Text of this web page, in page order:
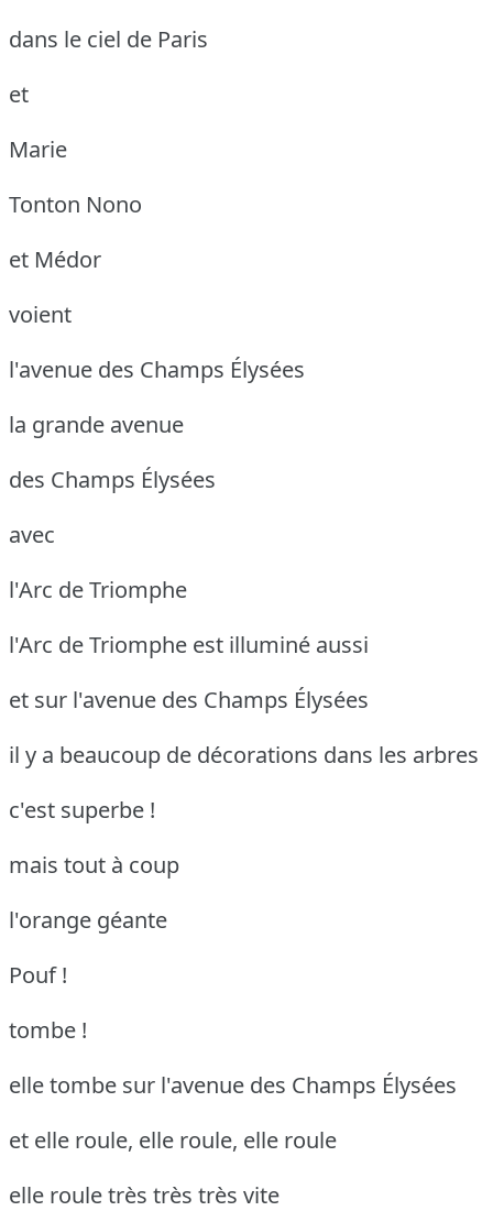
dans le ciel de Paris
et
Marie
Tonton Nono
et Médor
voient
l'avenue des Champs Élysées
la grande avenue
des Champs Élysées
avec
l'Arc de Triomphe
l'Arc de Triomphe est illuminé aussi
et sur l'avenue des Champs Élysées
il y a beaucoup de décorations dans les arbres
c'est superbe !
mais tout à coup
l'orange géante
Pouf !
tombe !
elle tombe sur l'avenue des Champs Élysées
et elle roule, elle roule, elle roule
elle roule très très très vite